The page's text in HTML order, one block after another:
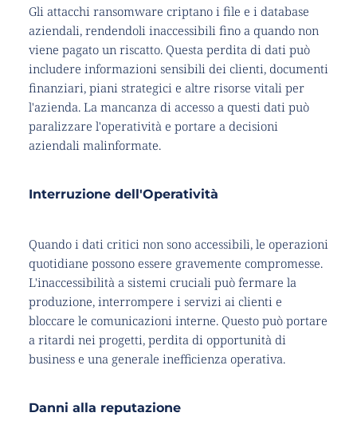
Gli attacchi ransomware criptano i file e i database
aziendali, rendendoli inaccessibili fino a quando non
viene pagato un riscatto. Questa perdita di dati può
includere informazioni sensibili dei clienti, documenti
finanziari, piani strategici e altre risorse vitali per
l'azienda. La mancanza di accesso a questi dati può
paralizzare l'operatività e portare a decisioni
aziendali malinformate.
Interruzione dell'Operatività
Quando i dati critici non sono accessibili, le operazioni
quotidiane possono essere gravemente compromesse.
L'inaccessibilità a sistemi cruciali può fermare la
produzione, interrompere i servizi ai clienti e
bloccare le comunicazioni interne. Questo può portare
a ritardi nei progetti, perdita di opportunità di
business e una generale inefficienza operativa.
Danni alla reputazione